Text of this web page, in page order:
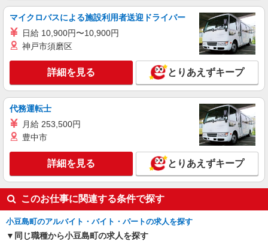
マイクロバスによる施設利用者送迎ドライバー
日給 10,900円〜10,900円
神戸市須磨区
詳細を見る とりあえずキープ
代務運転士
月給 253,500円
豊中市
詳細を見る とりあえずキープ
このお仕事に関連する条件で探す
小豆島町のアルバイト・バイト・パートの求人を探す
同じ職種から小豆島町の求人を探す